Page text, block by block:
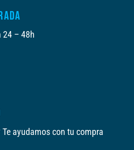
24 – 48h
ayudamos con tu compra